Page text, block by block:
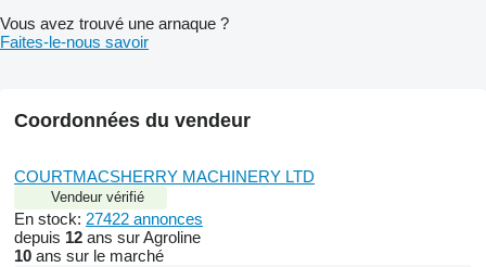
Vous avez trouvé une arnaque ?
Faites-le-nous savoir
Coordonnées du vendeur
COURTMACSHERRY MACHINERY LTD
Vendeur vérifié
En stock: 27422 annonces
depuis 12 ans sur Agroline
10 ans sur le marché